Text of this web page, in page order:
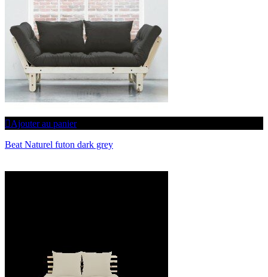
Ajouter au panier
Beat Naturel futon dark grey